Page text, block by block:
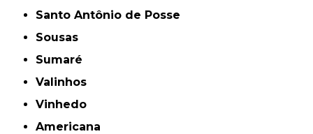
Santo Antônio de Posse
Sousas
Sumaré
Valinhos
Vinhedo
americana